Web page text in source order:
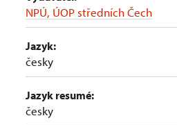
NPÚ, ÚOP středních Čech
Jazyk:
česky
Jazyk resumé:
česky